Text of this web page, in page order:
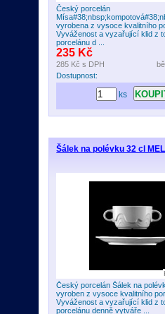
Český porcelán
vyrobena z vysoce kvalitního
Vyváženost a vyzařující klid z
porcelánu d ...
235 Kč
285 Kč s DPH
Dostupnost:
ks
Šálek na polévku 32 cl
Český porcelán Šálek na
vyroben z vysoce kvalitního
Vyváženost a vyzařující klid z
porcelánu denně vytváře ...